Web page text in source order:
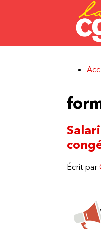
Aller au contenu principal
Écrit par